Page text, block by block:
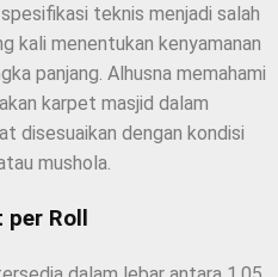
teknis menjadi salah
kali menentukan kenyamanan
panjang. Alhusna memahami
karpet masjid dalam
disesuaikan dengan kondisi
mushola.
Roll